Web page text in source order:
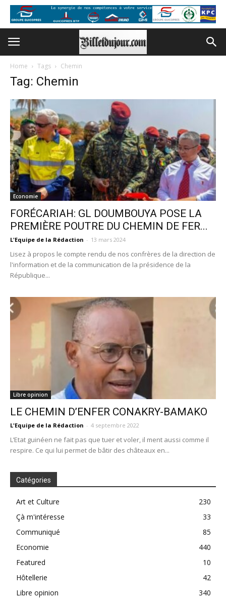
Home Tags Chemin
Tag: Chemin
Economie
FORÉCARIAH: GL DOUMBOUYA POSE LA
PREMIÈRE POUTRE DU CHEMIN DE FER...
L'Equipe de la Rédaction - 13 mars 2024
Lisez à propos le compte rendu de nos confrères de la direction de
l'information et de la communication de la présidence de la
République...
Libre opinion
LE CHEMIN D’ENFER CONAKRY-BAMAKO
L'Equipe de la Rédaction - 4 septembre 2022
L’Etat guinéen ne fait pas que tuer et voler, il ment aussi comme il
respire. Ce qui lui permet de bâtir des châteaux en...
Catégories
Art et Culture
230
Çà m'intéresse
33
Communiqué
85
Economie
440
Featured
10
Hôtellerie
42
Libre opinion
340